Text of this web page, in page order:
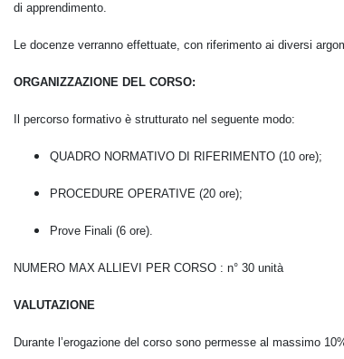
di apprendimento.
Le docenze verranno effettuate, con riferimento ai diversi
ORGANIZZAZIONE DEL CORSO:
Il percorso formativo è strutturato nel seguente modo:
QUADRO NORMATIVO DI RIFERIMENTO (10 ore);
PROCEDURE OPERATIVE (20 ore);
Prove Finali (6 ore).
NUMERO MAX ALLIEVI PER CORSO : n° 30 unità
VALUTAZIONE
Durante l’erogazione del corso sono permesse al massimo